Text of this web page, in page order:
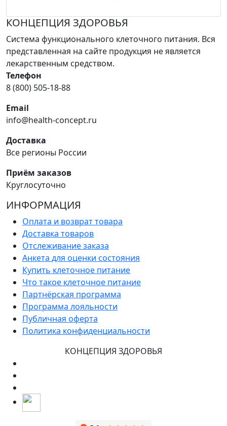
КОНЦЕПЦИЯ ЗДОРОВЬЯ
Система функционального клеточного питания. Вся
представленная на сайте продукция не является
лекарственным средством.
Телефон
8 (800) 505-18-88
Email
info@health-concept.ru
Доставка
Все регионы России
Приём заказов
Круглосуточно
ИНФОРМАЦИЯ
Оплата и возврат товара
Доставка товаров
Отслеживание заказа
Анкета для оценки состояния
Купить клеточное питание
Что такое клеточное питание
Партнёрская программа
Программа лояльности
Публичная оферта
Политика конфиденциальности
КОНЦЕПЦИЯ ЗДОРОВЬЯ